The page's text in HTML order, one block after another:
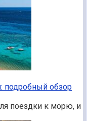
подробный обзор
поездки к морю, и